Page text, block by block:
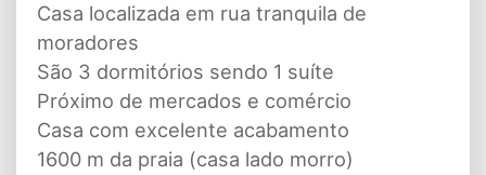
Casa localizada em rua tranquila de
moradores
São 3 dormitórios sendo 1 suíte
Próximo de mercados e comércio
Casa com excelente acabamento
1600 m da praia (casa lado morro)